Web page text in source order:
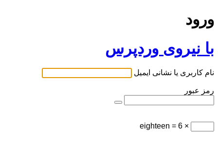
ورود
با نیروی وردپرس
نام کاربری یا نشانی ایمیل
رمز عبور
× 6 = eighteen